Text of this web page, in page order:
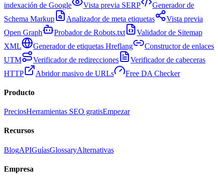
indexación de Google
Vista previa SERP
Generador de
Schema Markup
Analizador de meta etiquetas
Vista previa
Open Graph
Probador de Robots.txt
Validador de Sitemap
XML
Generador de etiquetas Hreflang
Constructor de enlaces
UTM
Verificador de redirecciones
Verificador de cabeceras
HTTP
Abridor masivo de URLs Free DA Checker
Producto
PreciosHerramientas SEO gratisEmpezar
Recursos
BlogAPIGuíasGlossaryAlternativas
Empresa